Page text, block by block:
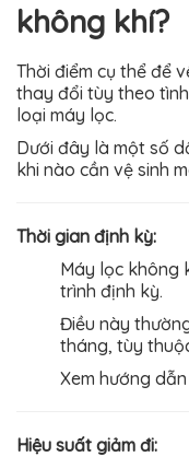
không khí?
Thời điểm cụ thể để
thay đổi tùy theo
loại máy lọc.
Dưới đây là một số
khi nào cần vệ sinh
Thời gian định kỳ:
Máy lọc không
trình định kỳ.
Điều này
tháng, tùy
Xem hướng
Hiệu suất giảm đi: